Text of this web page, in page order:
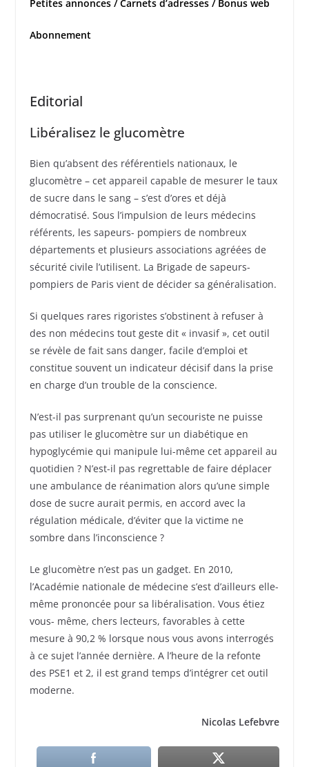
Petites annonces / Carnets d’adresses / Bonus web
Abonnement
Editorial
Libéralisez le glucomètre
Bien qu’absent des référentiels nationaux, le
glucomètre – cet appareil capable de mesurer le taux
de sucre dans le sang – s’est d’ores et déjà
démocratisé. Sous l’impulsion de leurs médecins
référents, les sapeurs- pompiers de nombreux
départements et plusieurs associations agréées de
sécurité civile l’utilisent. La Brigade de sapeurs-
pompiers de Paris vient de décider sa généralisation.
Si quelques rares rigoristes s’obstinent à refuser à
des non médecins tout geste dit « invasif », cet outil
se révèle de fait sans danger, facile d’emploi et
constitue souvent un indicateur décisif dans la prise
en charge d’un trouble de la conscience.
N’est-il pas surprenant qu’un secouriste ne puisse
pas utiliser le glucomètre sur un diabétique en
hypoglycémie qui manipule lui-même cet appareil au
quotidien ? N’est-il pas regrettable de faire déplacer
une ambulance de réanimation alors qu’une simple
dose de sucre aurait permis, en accord avec la
régulation médicale, d’éviter que la victime ne
sombre dans l’inconscience ?
Le glucomètre n’est pas un gadget. En 2010,
l’Académie nationale de médecine s’est d’ailleurs elle-
même prononcée pour sa libéralisation. Vous étiez
vous- même, chers lecteurs, favorables à cette
mesure à 90,2 % lorsque nous vous avons interrogés
à ce sujet l’année dernière. A l’heure de la refonte
des PSE1 et 2, il est grand temps d’intégrer cet outil
moderne.
Nicolas Lefebvre